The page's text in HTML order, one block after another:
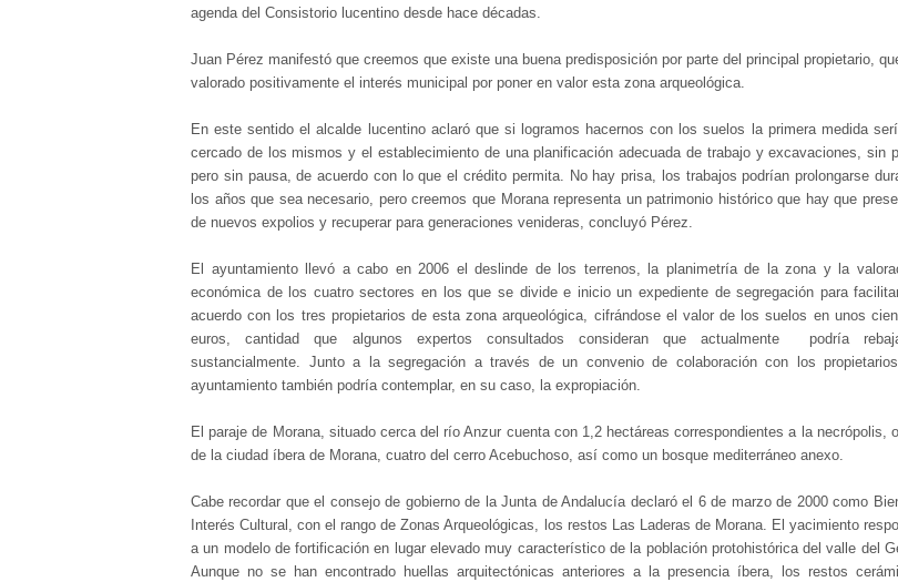
agenda del Consistorio lucentino desde hace décadas.
Juan Pérez manifestó que creemos que existe una buena predisposición por parte del principal propietario,
valorado positivamente el interés municipal por poner en valor esta zona arqueológica.
En este sentido el alcalde lucentino aclaró que si logramos hacernos con los suelos la primera medida
cercado de los mismos y el establecimiento de una planificación adecuada de trabajo y excavaciones, sin
pero sin pausa, de acuerdo con lo que el crédito permita. No hay prisa, los trabajos podrían prolongarse
los años que sea necesario, pero creemos que Morana representa un patrimonio histórico que hay que
de nuevos expolios y recuperar para generaciones venideras, concluyó Pérez.
El ayuntamiento llevó a cabo en 2006 el deslinde de los terrenos, la planimetría de la zona y la
económica de los cuatro sectores en los que se divide e inicio un expediente de segregación para
acuerdo con los tres propietarios de esta zona arqueológica, cifrándose el valor de los suelos en unos cien
euros, cantidad que algunos expertos consultados consideran que actualmente podría
sustancialmente. Junto a la segregación a través de un convenio de colaboración con los
ayuntamiento también podría contemplar, en su caso, la expropiación.
El paraje de Morana, situado cerca del río Anzur cuenta con 1,2 hectáreas correspondientes a la necrópolis,
de la ciudad íbera de Morana, cuatro del cerro Acebuchoso, así como un bosque mediterráneo anexo.
Cabe recordar que el consejo de gobierno de la Junta de Andalucía declaró el 6 de marzo de 2000 como
Interés Cultural, con el rango de Zonas Arqueológicas, los restos Las Laderas de Morana. El yacimiento
a un modelo de fortificación en lugar elevado muy característico de la población protohistórica del valle del
Aunque no se han encontrado huellas arquitectónicas anteriores a la presencia íbera, los restos